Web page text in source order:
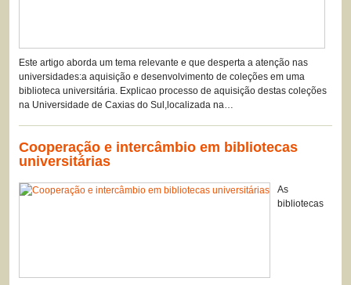
Este artigo aborda um tema relevante e que desperta a atenção nas
universidades:a aquisição e desenvolvimento de coleções em uma
biblioteca universitária. Explicao processo de aquisição destas coleções
na Universidade de Caxias do Sul,localizada na…
Cooperação e intercâmbio em bibliotecas
universitárias
As
bibliotecas